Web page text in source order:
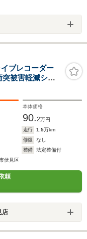
ブレコーダー
被害軽減シス
ライト LED
グストップ
本体価格
90.2万円
走行 1.5万km
修復
なし
整備
法定整備付
伏見区
頼
店